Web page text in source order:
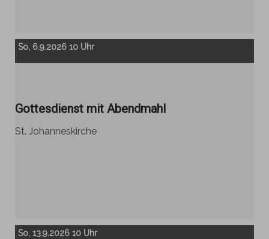
So, 6.9.2026 10 Uhr
Gottesdienst mit Abendmahl
St. Johanneskirche
So, 13.9.2026 10 Uhr